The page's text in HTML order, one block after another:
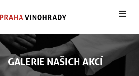
GALERIE NAŠICH AKCÍ